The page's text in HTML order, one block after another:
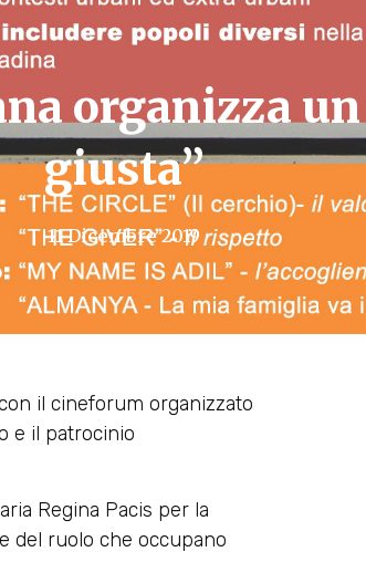
organizza
giusta”
11 Dicembre 2019
il cineforum organizzato
e il patrocinio
Regina Pacis per la
del ruolo che occupano